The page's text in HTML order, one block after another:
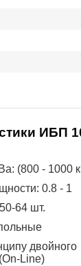
ИБП
(800 - 1000
0.8 - 1
64 шт.
двойного
Line)